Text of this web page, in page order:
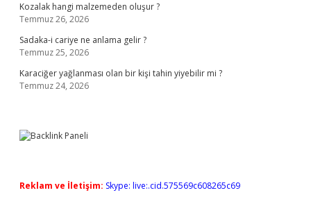
Kozalak hangi malzemeden oluşur ?
Temmuz 26, 2026
Sadaka-i cariye ne anlama gelir ?
Temmuz 25, 2026
Karaciğer yağlanması olan bir kişi tahin yiyebilir mi ?
Temmuz 24, 2026
Reklam ve İletişim: Skype: live:.cid.575569c608265c69